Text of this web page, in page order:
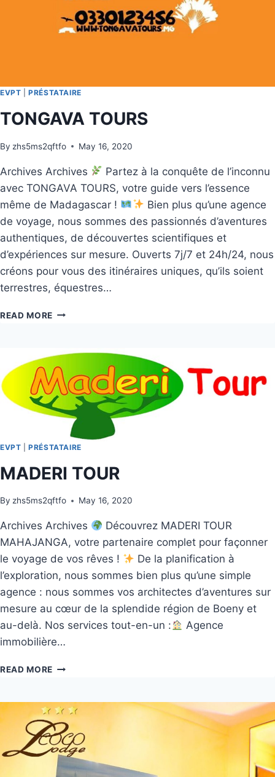
EVPT |PRÉSTATAIRE
TONGAVA TOURS
By zhs5ms2qftfo May 16, 2020
Archives Archives
Partez à la conquête de l’inconnu
avec TONGAVA TOURS, votre guide vers l’essence
même de Madagascar !
Bien plus qu’une agence
de voyage, nous sommes des passionnés d’aventures
authentiques, de découvertes scientifiques et
d’expériences sur mesure. Ouverts 7j/7 et 24h/24, nous
créons pour vous des itinéraires uniques, qu’ils soient
terrestres, équestres…
READ MORE
EVPT |PRÉSTATAIRE
MADERI TOUR
By zhs5ms2qftfo May 16, 2020
Archives Archives
Découvrez MADERI TOUR
MAHAJANGA, votre partenaire complet pour façonner
le voyage de vos rêves !
De la planification à
l’exploration, nous sommes bien plus qu’une simple
agence : nous sommes vos architectes d’aventures sur
mesure au cœur de la splendide région de Boeny et
au-delà. Nos services tout-en-un :
Agence
immobilière…
READ MORE